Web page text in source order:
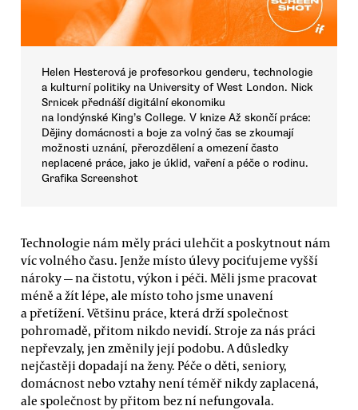
Helen Hesterová je profesorkou genderu, technologie
a kulturní politiky na University of West London. Nick
Srnicek přednáší digitální ekonomiku
na londýnské King’s College. V knize Až skončí práce:
Dějiny domácnosti a boje za volný čas se zkoumají
možnosti uznání, přerozdělení a omezení často
neplacené práce, jako je úklid, vaření a péče o rodinu.
Grafika Screenshot
Technologie nám měly práci ulehčit a poskytnout nám
víc volného času. Jenže místo úlevy pociťujeme vyšší
nároky — na čistotu, výkon i péči. Měli jsme pracovat
méně a žít lépe, ale místo toho jsme unavení
a přetížení. Většinu práce, která drží společnost
pohromadě, přitom nikdo nevidí. Stroje za nás práci
nepřevzaly, jen změnily její podobu. A důsledky
nejčastěji dopadají na ženy. Péče o děti, seniory,
domácnost nebo vztahy není téměř nikdy zaplacená,
ale společnost by přitom bez ní nefungovala.